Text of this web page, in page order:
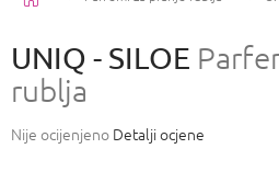
UNIQ - SILOE
rublja
Prosječna
Nije ocijenjeno Detalji ocjene